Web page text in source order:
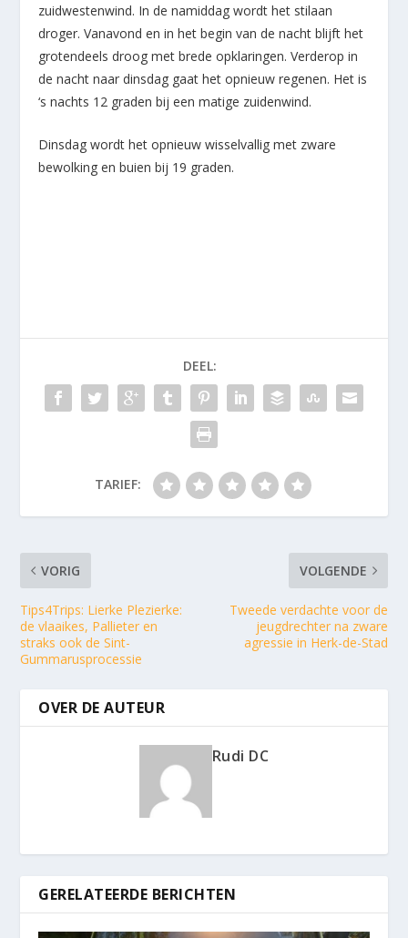
zuidwestenwind. In de namiddag wordt het stilaan
droger. Vanavond en in het begin van de nacht blijft het
grotendeels droog met brede opklaringen. Verderop in
de nacht naar dinsdag gaat het opnieuw regenen. Het is
‘s nachts 12 graden bij een matige zuidenwind.
Dinsdag wordt het opnieuw wisselvallig met zware
bewolking en buien bij 19 graden.
DEEL:
TARIEF:
VORIG
Tips4Trips: Lierke Plezierke:
de vlaaikes, Pallieter en
straks ook de Sint-
Gummarusprocessie
VOLGENDE
Tweede verdachte voor de
jeugdrechter na zware
agressie in Herk-de-Stad
OVER DE AUTEUR
Rudi DC
GERELATEERDE BERICHTEN